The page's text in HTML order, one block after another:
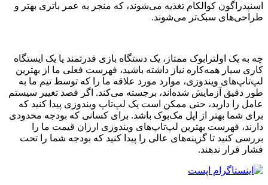
اسنپدراگون کوالکام تغذیه می‌شوند، که منجر به عمر باتری بهتر و
طراحی‌های سبک‌تر می‌شوند.
چه به یک اولترابوک ممتاز، یک دستگاه بازی قدرتمند یا یک ایستگاه
کاری سیار همه‌کاره نیاز داشته باشید، فهرست فعلی ما از بهترین
لپ‌تاپ‌های ویندوزی، موارد مورد علاقه ما را که توسط تیم ما به
طور دقیق آزمایش شده‌اند، برجسته می‌کند. اگر قصد تغییر سیستم
عامل را دارید، حتی ممکن است یک لپ‌تاپ ویندوزی پیدا کنید که
برای شما بهتر از اپل مک‌بوک باشد. برای کسانی که بودجه محدودی
دارند، فهرست بهترین لپ‌تاپ‌های ویندوزی ارزان قیمت ما را
بررسی کنید تا گزینه‌های عالی را پیدا کنید که بودجه شما را تحت
فشار قرار ندهند.